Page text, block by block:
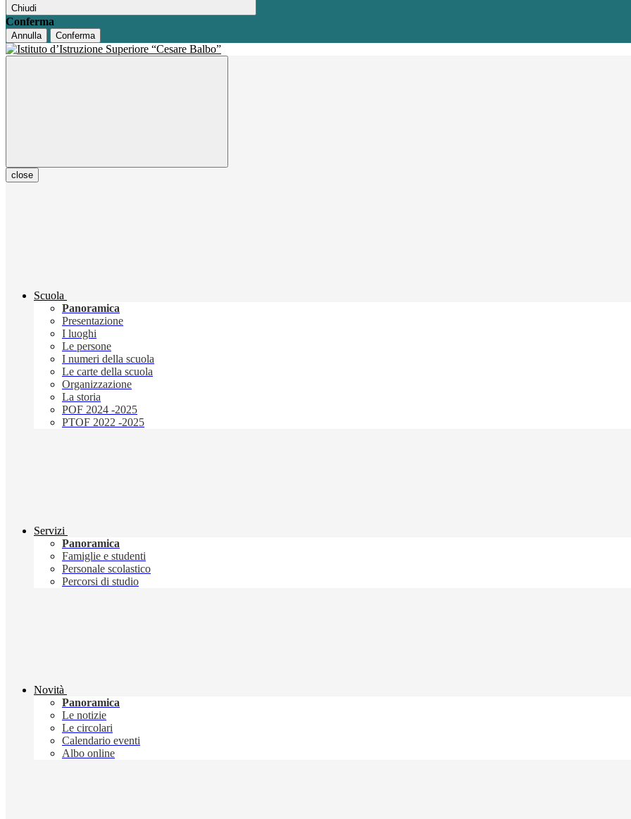
Chiudi
Conferma
Annulla Conferma
close
Scuola
Panoramica
Presentazione
I luoghi
Le persone
I numeri della scuola
Le carte della scuola
Organizzazione
La storia
POF 2024 -2025
PTOF 2022 -2025
Servizi
Panoramica
Famiglie e studenti
Personale scolastico
Percorsi di studio
Novità
Panoramica
Le notizie
Le circolari
Calendario eventi
Albo online